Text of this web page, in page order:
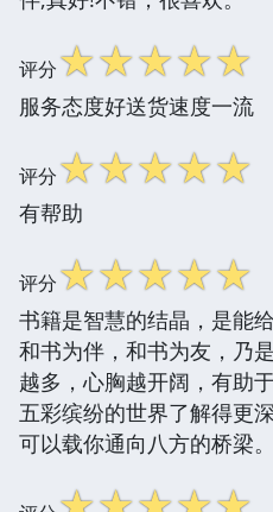
评分☆☆☆☆☆
服务态度好送货速度一流
评分☆☆☆☆☆
有帮助
评分☆☆☆☆☆
书籍是智慧的结晶，是能
和书为伴，和书为友，乃
越多，心胸越开阔，有助
五彩缤纷的世界了解得更
可以载你通向八方的桥梁。